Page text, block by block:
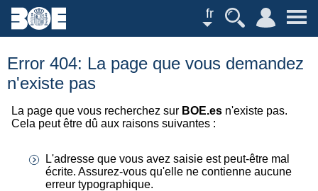
fr
Error 404: La page que vous demandez
n'existe pas
La page que vous recherchez sur BOE.es n'existe pas.
Cela peut être dû aux raisons suivantes :
L'adresse que vous avez saisie est peut-être mal
écrite. Assurez-vous qu'elle ne contienne aucune
erreur typographique.